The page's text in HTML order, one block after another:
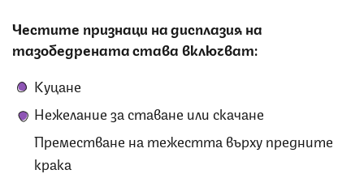
Честите признаци на дисплазия на
тазобедрената става включват:
Куцане
Нежелание за ставане или скачане
Преместване на тежестта върху предните
крака